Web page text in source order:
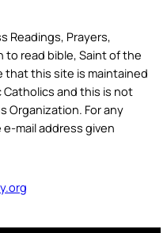
Readings, Prayers,
to read bible, Saint of the
that this site is maintained
and this is not
Organization. For any
mail address given